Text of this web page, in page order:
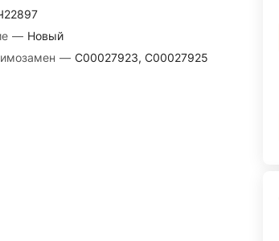
— Новый
— C00027923, C00027925